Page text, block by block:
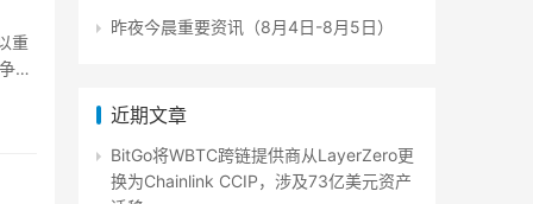
重
前
昨夜今晨重要资讯（8月4日-8月5日）
近期文章
BitGo将WBTC跨链提供商从LayerZero更
换为Chainlink CCIP，涉及73亿美元资产